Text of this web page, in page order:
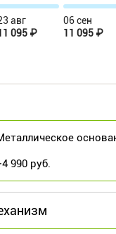
авг
095 ₽
06 сен
11 095 ₽
4 990 руб.